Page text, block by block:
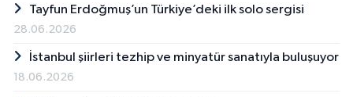
Tayfun Erdoğmuş’un Türkiye’deki ilk solo sergisi
28.06.2026
İstanbul şiirleri tezhip ve minyatür sanatıyla buluşuyor
18.06.2026